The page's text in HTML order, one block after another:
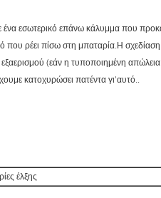
ένα εσωτερικό επάνω κάλυμμα που
ρέει πίσω στη μπαταρία.Η σχεδίαση
(εάν η τυποποιημένη απώλεια
κατοχυρώσει πατέντα γι'αυτό..
έλξης